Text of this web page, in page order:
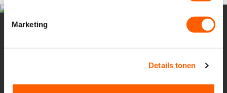
m
Marketing
Details tonen